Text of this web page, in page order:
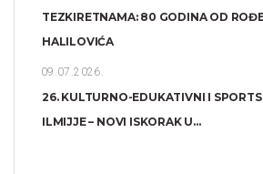
TEZKIRETNAMA: 80 GODINA OD
HALILOVIĆA
09.07.2026.
26. KULTURNO-EDUKATIVNI I
ILMIJJE – NOVI ISKORAK U...